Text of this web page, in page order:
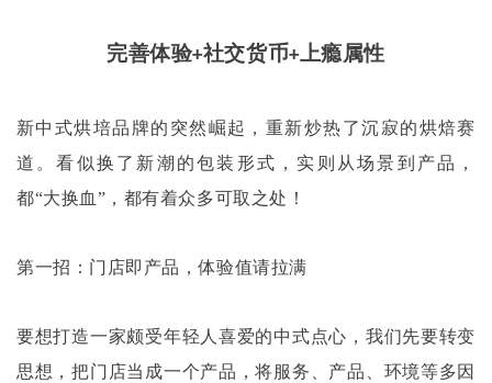
完善体验+社交货币+上瘾属性
新中式烘培品牌的突然崛起，重新炒热了沉寂的烘焙赛
道。看似换了新潮的包装形式，实则从场景到产品，
都“大换血”，都有着众多可取之处！
第一招：门店即产品，体验值请拉满
要想打造一家颇受年轻人喜爱的中式点心，我们先要转变
思想，把门店当成一个产品，将服务、产品、环境等多因